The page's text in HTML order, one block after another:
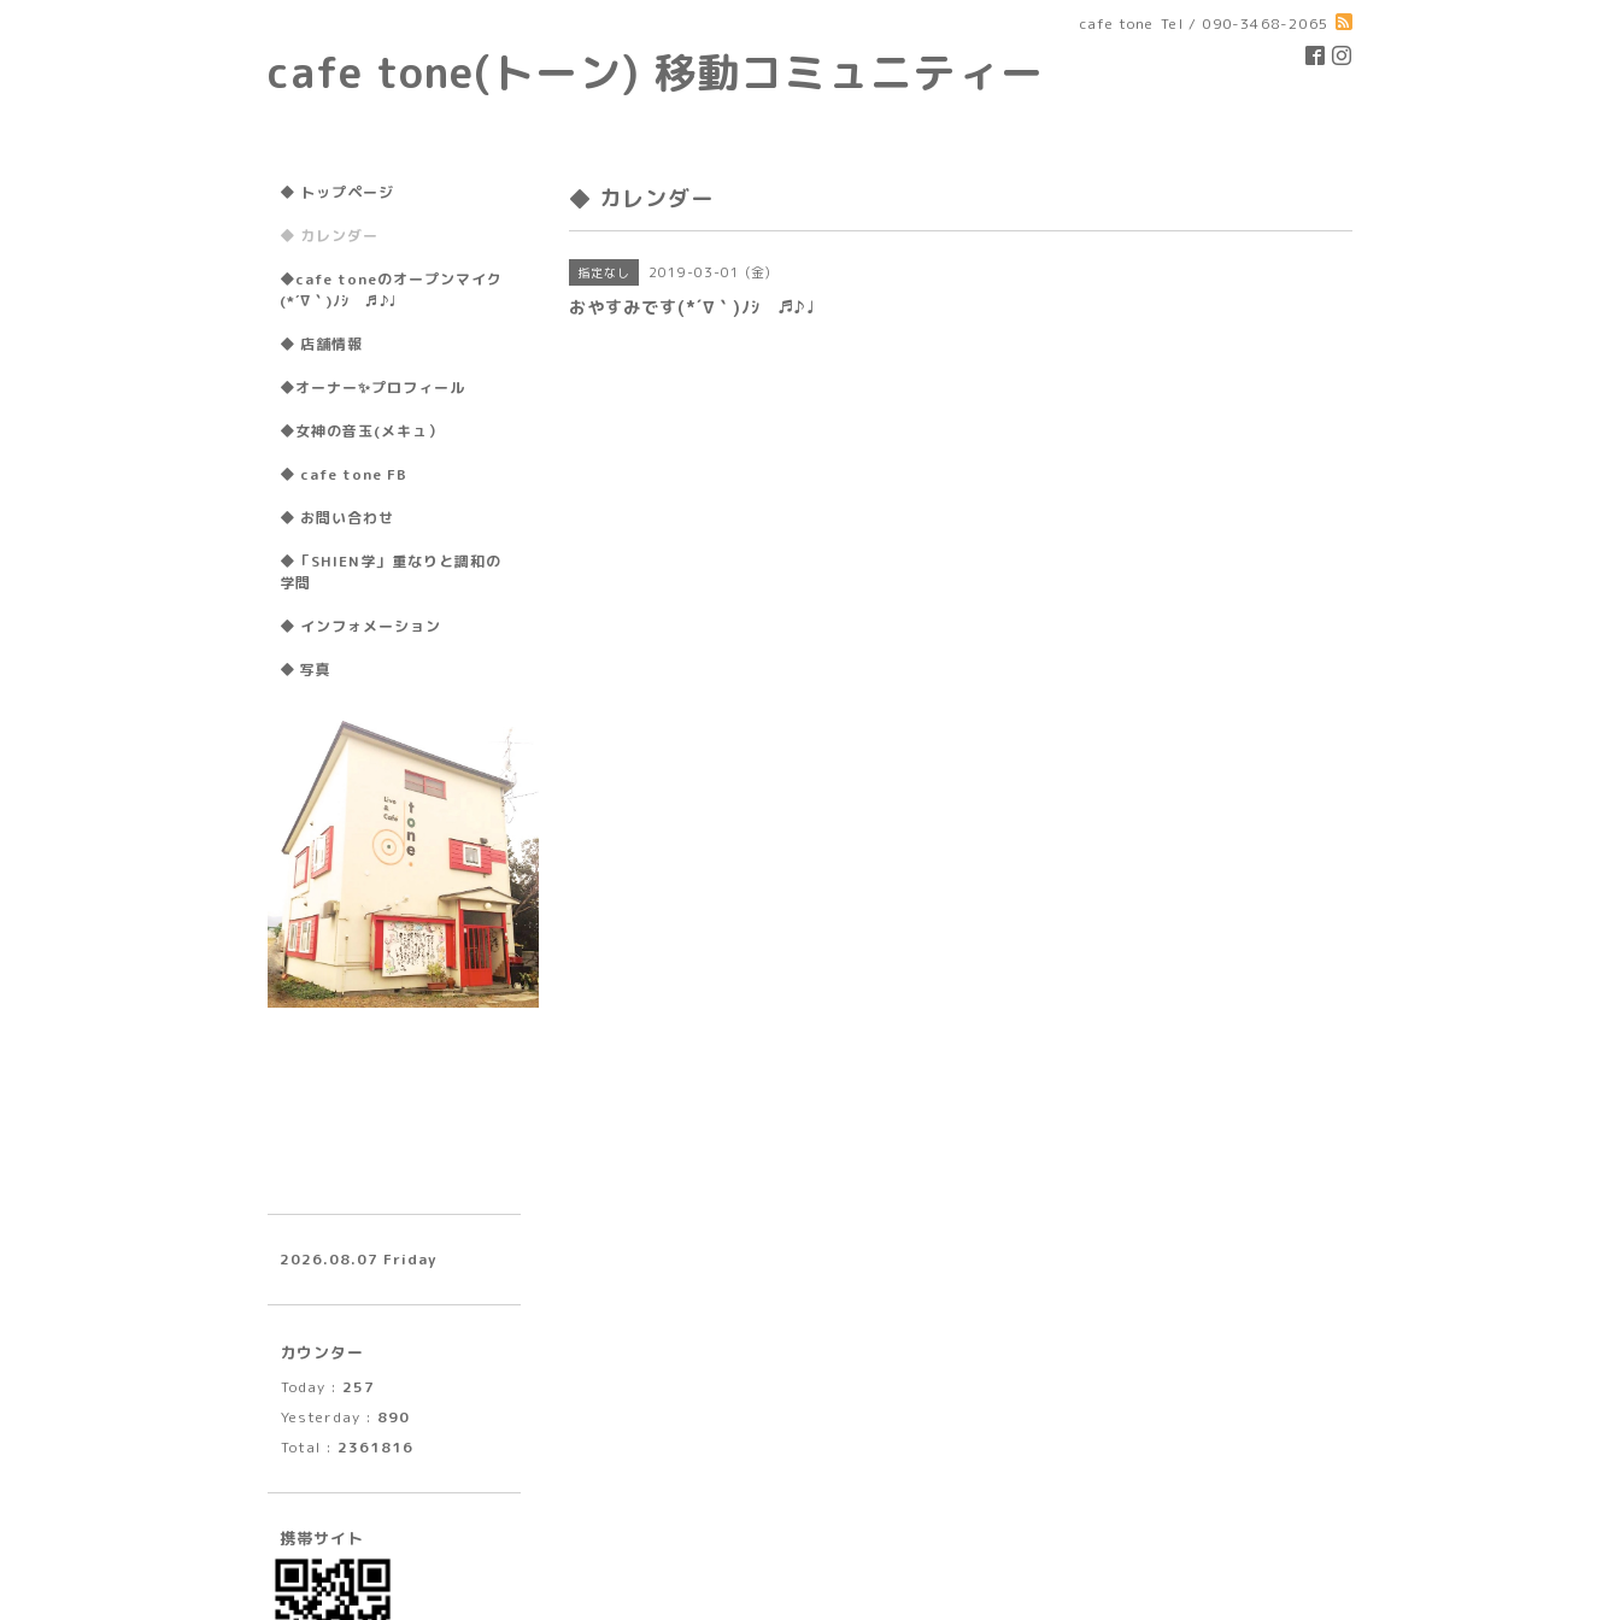
cafe tone Tel / 090-3468-2065
cafe tone(トーン) 移動コミュニティー
◆ カレンダー
指定なし 2019-03-01 (金)
おやすみです(*´∇｀)ﾉｼ ♬♪♩
◆ トップページ
◆ カレンダー
◆cafe toneのオープンマイク
(*´∇｀)ﾉｼ ♬♪♩
◆ 店舗情報
◆オーナー✨プロフィール
◆女神の音玉(メキュ）
◆ cafe tone FB
◆ お問い合わせ
◆「SHIEN学」重なりと調和の
学問
◆ インフォメーション
◆ 写真
2026.08.07 Friday
カウンター
Today : 257
Yesterday : 890
Total : 2361816
携帯サイト